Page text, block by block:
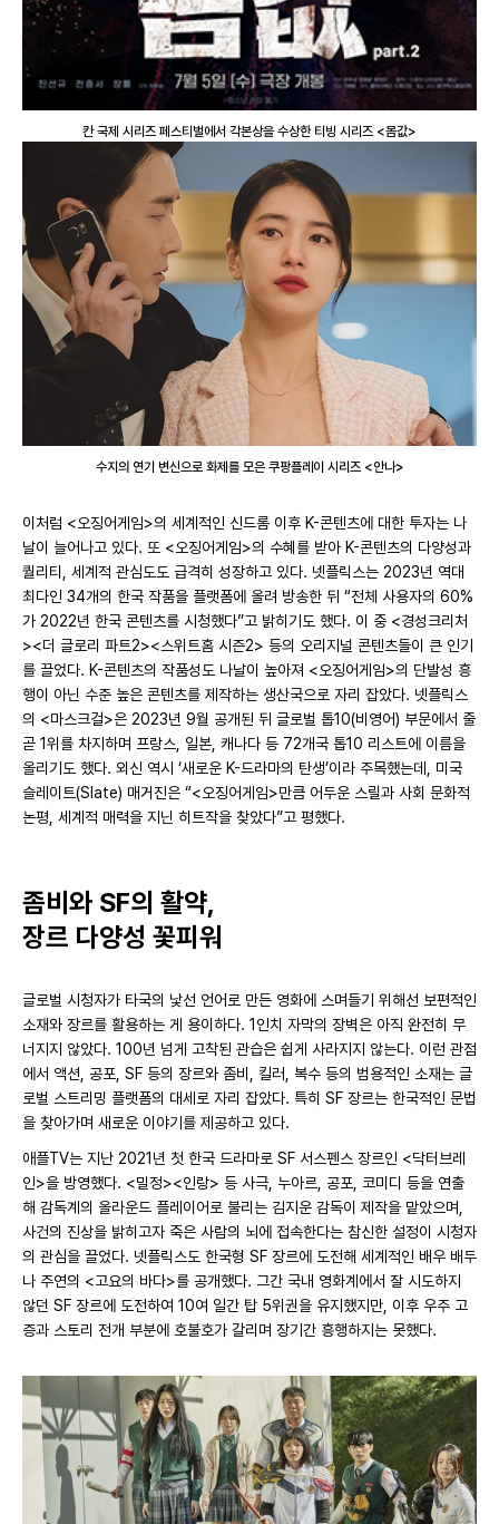
칸 국제 시리즈 페스티벌에서 각본상을 수상한 티빙 시리즈 <몸값>
수지의 연기 변신으로 화제를 모은 쿠팡플레이 시리즈 <안나>
이처럼 <오징어게임>의 세계적인 신드롬 이후 K-콘텐츠에 대한 투자는 나
날이 늘어나고 있다. 또 <오징어게임>의 수혜를 받아 K-콘텐츠의 다양성과
퀄리티, 세계적 관심도도 급격히 성장하고 있다. 넷플릭스는 2023년 역대
최다인 34개의 한국 작품을 플랫폼에 올려 방송한 뒤 “전체 사용자의 60%
가 2022년 한국 콘텐츠를 시청했다”고 밝히기도 했다. 이 중 <경성크리처
><더 글로리 파트2><스위트홈 시즌2> 등의 오리지널 콘텐츠들이 큰 인기
를 끌었다. K-콘텐츠의 작품성도 나날이 높아져 <오징어게임>의 단발성 흥
행이 아닌 수준 높은 콘텐츠를 제작하는 생산국으로 자리 잡았다. 넷플릭스
의 <마스크걸>은 2023년 9월 공개된 뒤 글로벌 톱10(비영어) 부문에서 줄
곧 1위를 차지하며 프랑스, 일본, 캐나다 등 72개국 톱10 리스트에 이름을
올리기도 했다. 외신 역시 ‘새로운 K-드라마의 탄생’이라 주목했는데, 미국
슬레이트(Slate) 매거진은 “<오징어게임>만큼 어두운 스릴과 사회 문화적
논평, 세계적 매력을 지닌 히트작을 찾았다”고 평했다.
좀비와 SF의 활약,
장르 다양성 꽃피워
글로벌 시청자가 타국의 낯선 언어로 만든 영화에 스며들기 위해선 보편적인
소재와 장르를 활용하는 게 용이하다. 1인치 자막의 장벽은 아직 완전히 무
너지지 않았다. 100년 넘게 고착된 관습은 쉽게 사라지지 않는다. 이런 관점
에서 액션, 공포, SF 등의 장르와 좀비, 킬러, 복수 등의 범용적인 소재는 글
로벌 스트리밍 플랫폼의 대세로 자리 잡았다. 특히 SF 장르는 한국적인 문법
을 찾아가며 새로운 이야기를 제공하고 있다.
애플TV는 지난 2021년 첫 한국 드라마로 SF 서스펜스 장르인 <닥터브레
인>을 방영했다. <밀정><인랑> 등 사극, 누아르, 공포, 코미디 등을 연출
해 감독계의 올라운드 플레이어로 불리는 김지운 감독이 제작을 맡았으며,
사건의 진상을 밝히고자 죽은 사람의 뇌에 접속한다는 참신한 설정이 시청자
의 관심을 끌었다. 넷플릭스도 한국형 SF 장르에 도전해 세계적인 배우 배두
나 주연의 <고요의 바다>를 공개했다. 그간 국내 영화계에서 잘 시도하지
않던 SF 장르에 도전하여 10여 일간 탑 5위권을 유지했지만, 이후 우주 고
증과 스토리 전개 부분에 호불호가 갈리며 장기간 흥행하지는 못했다.